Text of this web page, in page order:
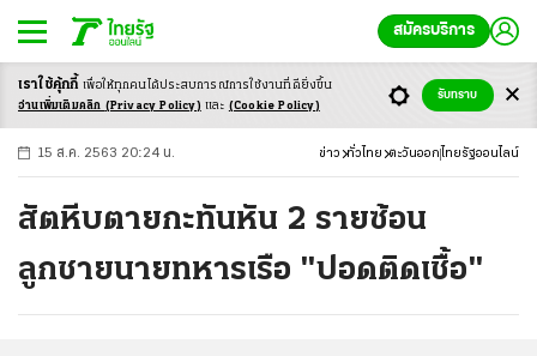
สมัครบริการ
-ก ก ก+
15 ส.ค. 2563 20:24 น. ข่าว ทั่วไทย ตะวันออก ไทยรัฐออนไลน์
สัตหีบตายกะทันหัน 2 รายซ้อน
ลูกชายนายทหารเรือ "ปอดติดเชื้อ"
เราใช้คุ้กกี้ เพื่อให้ทุกคนได้ประสบการณ์การใช้งานที่ดียิ่งขึ้น
อ่านเพิ่มเติมคลิก (Privacy Policy) และ (Cookie Policy)
รับทราบ